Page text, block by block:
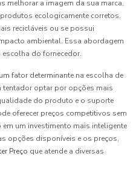
melhorar a imagem da sua marca,
ecologicamente corretos.
recicláveis ou se possui
ambiental. Essa abordagem
do fornecedor.
fator determinante na escolha de
tentador optar por opções mais
do produto e o suporte
oferecer preços competitivos sem
um investimento mais inteligente
opções disponíveis e os preços,
Preço que atende a diversas